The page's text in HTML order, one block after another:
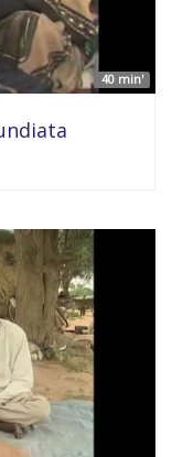
40 min'